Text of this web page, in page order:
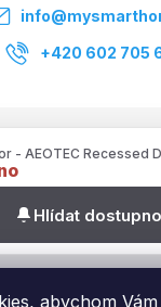
abychom
vás
info@
+420 602 705
Hlídat